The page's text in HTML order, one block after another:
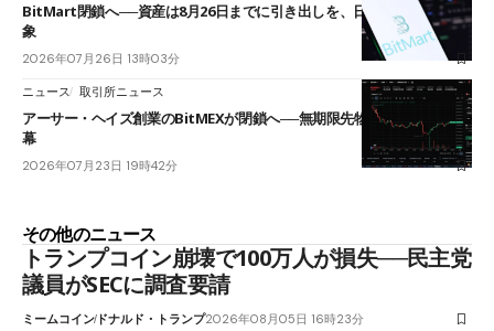
BitMart閉鎖へ──資産は8月26日までに引き出しを、日本人利用者も対
象
2026年07月26日 13時03分
ニュース 取引所ニュース
アーサー・ヘイズ創業のBitMEXが閉鎖へ──無期限先物を生んだ11年に
幕
2026年07月23日 19時42分
その他のニュース
トランプコイン崩壊で100万人が損失──民主党
議員がSECに調査要請
ミームコインドナルド・トランプ2026年08月05日 16時23分